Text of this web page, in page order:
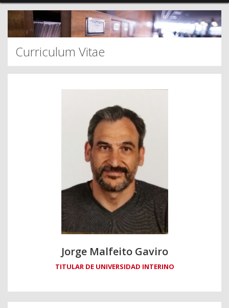
Curriculum Vitae
Jorge Malfeito Gaviro
TITULAR DE UNIVERSIDAD INTERINO